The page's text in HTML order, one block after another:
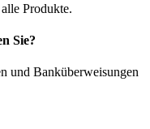
Produkte.
Sie?
und Banküberweisungen